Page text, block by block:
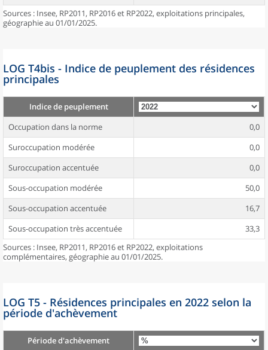
Sources : Insee, RP2011, RP2016 et RP2022, exploitations principales,
géographie au 01/01/2025.
LOG T4bis - Indice de peuplement des résidences
principales
Indice de peuplement
Occupation dans la norme
0,0
Suroccupation modérée
0,0
Suroccupation accentuée
0,0
Sous-occupation modérée
50,0
Sous-occupation accentuée
16,7
Sous-occupation très accentuée
33,3
Sources : Insee, RP2011, RP2016 et RP2022, exploitations
complémentaires, géographie au 01/01/2025.
LOG T5 - Résidences principales en 2022 selon la
période d'achèvement
Période d'achèvement